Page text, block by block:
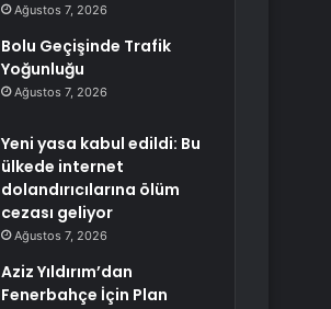
Ağustos 7, 2026
Bolu Geçişinde Trafik
Yoğunluğu
Ağustos 7, 2026
Yeni yasa kabul edildi: Bu
ülkede internet
dolandırıcılarına ölüm
cezası geliyor
Ağustos 7, 2026
Aziz Yıldırım’dan
Fenerbahçe İçin Plan